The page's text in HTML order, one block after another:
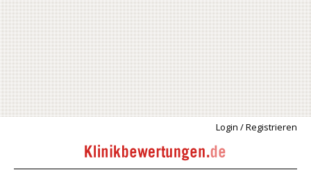
Login / Registrieren